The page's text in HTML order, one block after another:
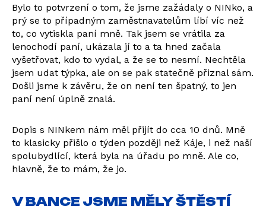
Bylo to potvrzení o tom, že jsme zažádaly o NINko, a
prý se to případným zaměstnavatelům líbí víc než
to, co vytiskla paní mně. Tak jsem se vrátila za
lenochodí paní, ukázala jí to a ta hned začala
vyšetřovat, kdo to vydal, a že se to nesmí. Nechtěla
jsem udat týpka, ale on se pak statečně přiznal sám.
Došli jsme k závěru, že on není ten špatný, to jen
paní není úplně znalá.
Dopis s NINkem nám měl přijít do cca 10 dnů. Mně
to klasicky přišlo o týden později než Káje, i než naší
spolubydlící, která byla na úřadu po mně. Ale co,
hlavně, že to mám, že jo.
V BANCE JSME MĚLY ŠTĚSTÍ